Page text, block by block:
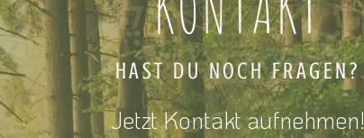
HAST DU NOCH FRAGEN?
Jetzt Kontakt aufnehmen!